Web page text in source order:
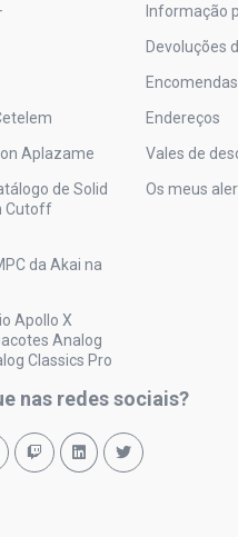
Aplazame
de Solid
Cutoff
da Akai na
Apollo X
Analog
Classics Pro
Informação
Devoluções
Encomendas
Endereços
Vales de
Os meus
nas redes sociais?